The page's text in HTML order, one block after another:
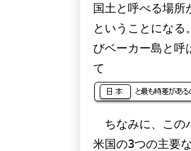
国土と呼べる場
ということにな
びベーカー島と呼
て
ちなみに、この
米国の3つの主要